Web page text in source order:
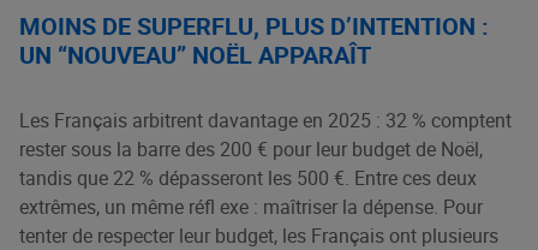
MOINS DE SUPERFLU, PLUS D’INTENTION :
UN “NOUVEAU” NOËL APPARAÎT
Les Français arbitrent davantage en 2025 : 32 % comptent
rester sous la barre des 200 € pour leur budget de Noël,
tandis que 22 % dépasseront les 500 €. Entre ces deux
extrêmes, un même réfl exe : maîtriser la dépense. Pour
tenter de respecter leur budget, les Français ont plusieurs